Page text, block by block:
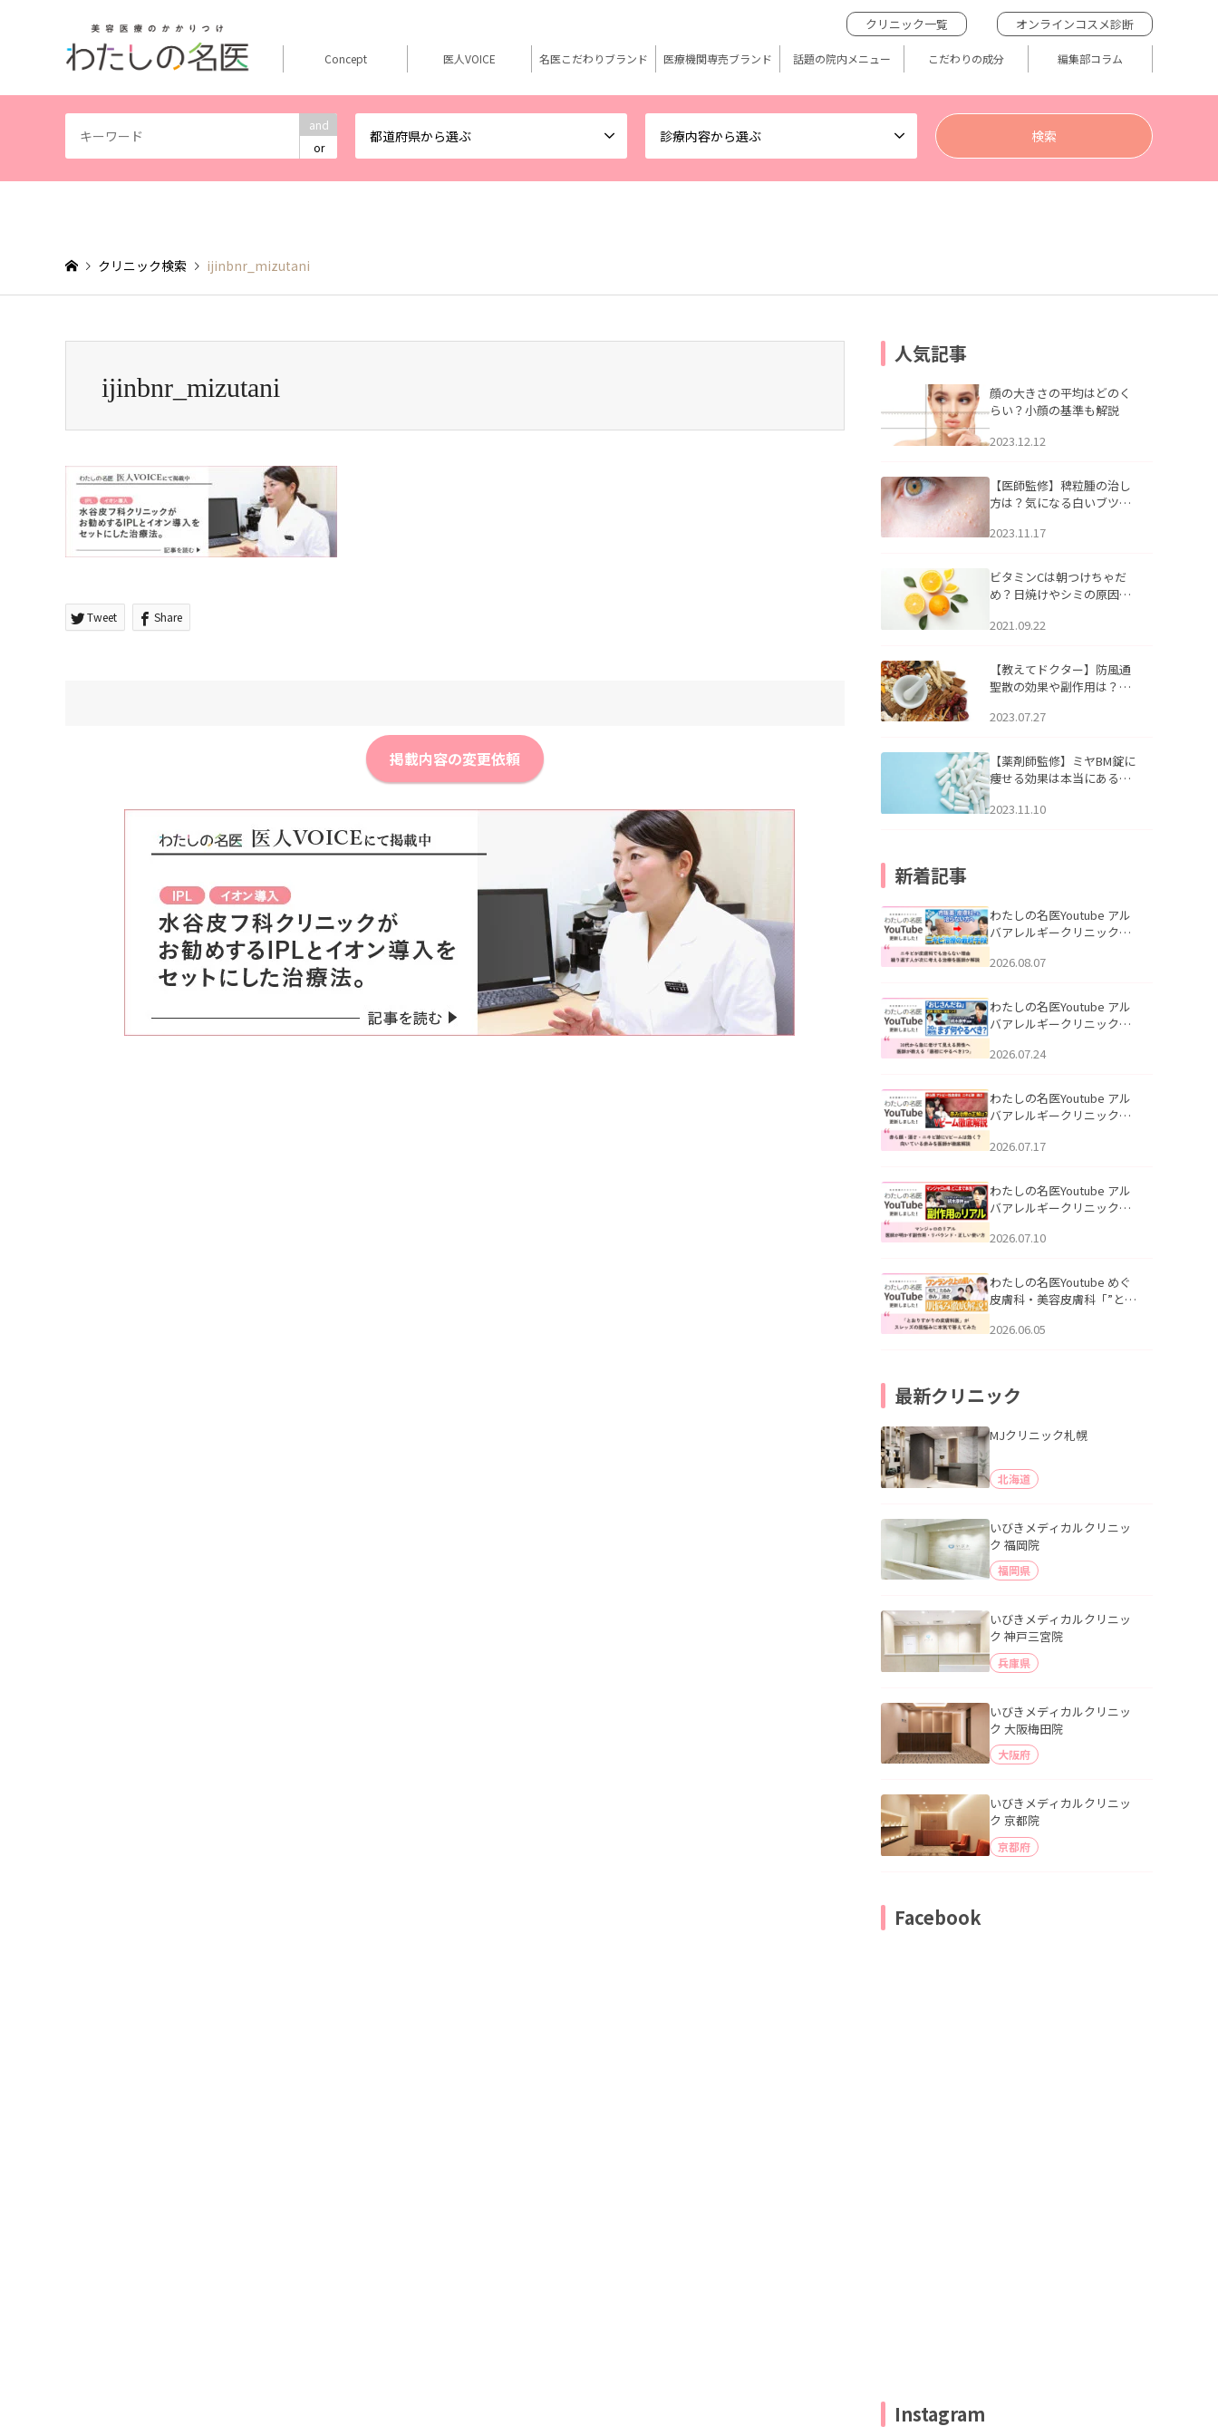
and
or
都道府県から選ぶ 診療内容から選ぶ
クリニック一覧 オンラインコスメ診断
Concept 医人VOICE 名医こだわりブランド 医療機関専売ブランド 話題の院内メニュー こだわりの成分 編集部コラム
クリニック検索 ijinbnr_mizutani
ijinbnr_mizutani
Tweet Share
掲載内容の変更依頼
人気記事
顔の大きさの平均はどのく
らい？小顔の基準も解説
2023.12.12
【医師監修】稗粒腫の治し
方は？気になる白いブツブ
アについて
2023.11.17
ビタミンCは朝つけちゃだ
め？日焼けやシミの原因に
2021.09.22
【教えてドクター】防風通
聖散の効果や副作用は？長
2023.07.27
【薬剤師監修】ミヤBM錠に
痩せる効果は本当にある
2023.11.10
新着記事
わたしの名医Youtube アル
バアレルギークリニック札
らない理由｜繰り返す人が
説」を公開いたしました。
2026.08.07
わたしの名医Youtube アル
バアレルギークリニック札
える男性へ｜医師が教える
公開いたしました。
2026.07.24
わたしの名医Youtube アル
バアレルギークリニック札
跡にVビームは効く？向いて
説」を公開いたしました。
2026.07.17
わたしの名医Youtube アル
バアレルギークリニック札
医師が明かす副作用・リバ
公開いたしました。
2026.07.10
わたしの名医Youtube めぐ
皮膚科・美容皮膚科「”とお
ッズの肌悩みに本気で答え
2026.06.05
最新クリニック
MJクリニック札幌
北海道
いびきメディカルクリニッ
ク 福岡院
福岡県
いびきメディカルクリニッ
ク 神戸三宮院
兵庫県
いびきメディカルクリニッ
ク 大阪梅田院
大阪府
いびきメディカルクリニッ
ク 京都院
京都府
Facebook
Instagram